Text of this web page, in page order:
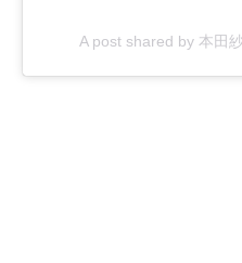
A post shared by 本田